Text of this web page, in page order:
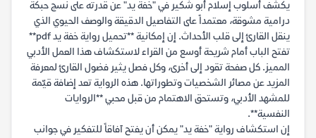
يكشف أسلوب إسلام أبو شكير في "خفة يد" عن قدرته على نسج حبكة
درامية مشوقة، معتمداً على التفاصيل الدقيقة والوصف الحيوي الذي
ينقل القارئ إلى قلب الأحداث. إن إمكانية **تحميل رواية خفة يد pdf**
تفتح الباب أمام شريحة أوسع من القراء لاستكشاف هذا العمل الأدبي
المميز. كل صفحة تقود إلى أخرى، وكل فصل يثير فضول القارئ لمعرفة
المزيد عن مصائر الشخصيات وتطوراتها. هذه الرواية تعد إضافة قيّمة
للمشهد الأدبي، وتستحق الاهتمام من قبل محبي **الروايات
النفسية**.
إن استكشاف رواية "خفة يد" يمكن أن يفتح آفاقاً للتفكير في جوانب